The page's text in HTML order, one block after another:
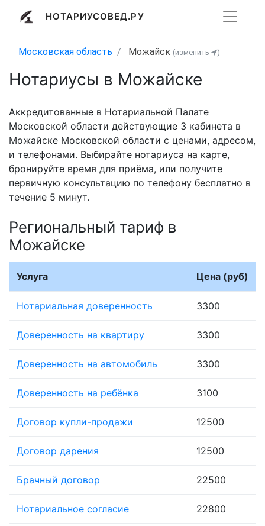
НОТАРИУСОВЕД.РУ
Московская область Можайск (изменить )
Нотариусы в Можайске
Аккредитованные в Нотариальной Палате
Московской области действующие 3 кабинета в
Можайске Московской области с ценами, адресом,
и телефонами. Выбирайте нотариуса на карте,
бронируйте время для приёма, или получите
первичную консультацию по телефону бесплатно в
течение 5 минут.
Региональный тариф в
Можайске
Услуга Цена (руб)
Нотариальная доверенность 3300
Доверенность на квартиру 3300
Доверенность на автомобиль 3300
Доверенность на ребёнка 3100
Договор купли-продажи 12500
Договор дарения 12500
Брачный договор 22500
Нотариальное согласие 22800